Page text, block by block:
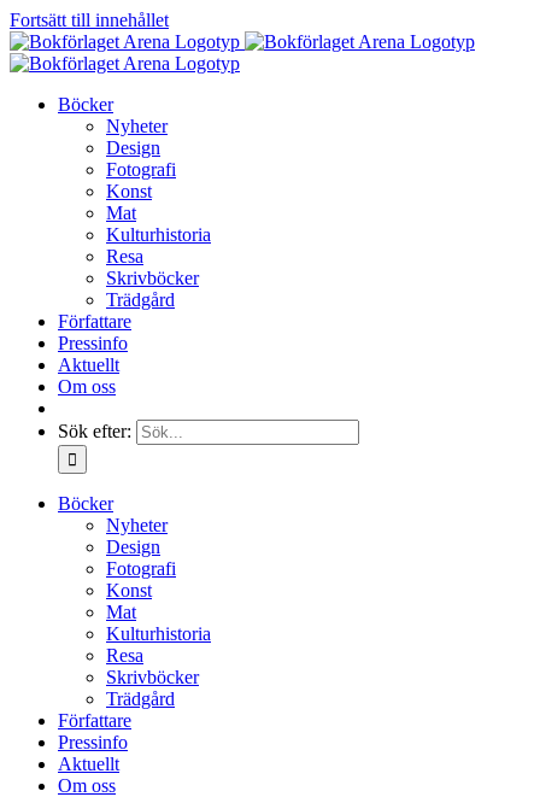
Fortsätt till innehållet
Böcker
Nyheter
Design
Fotografi
Konst
Mat
Kulturhistoria
Resa
Skrivböcker
Trädgård
Författare
Pressinfo
Aktuellt
Om oss
Sök efter:
Böcker
Nyheter
Design
Fotografi
Konst
Mat
Kulturhistoria
Resa
Skrivböcker
Trädgård
Författare
Pressinfo
Aktuellt
Om oss